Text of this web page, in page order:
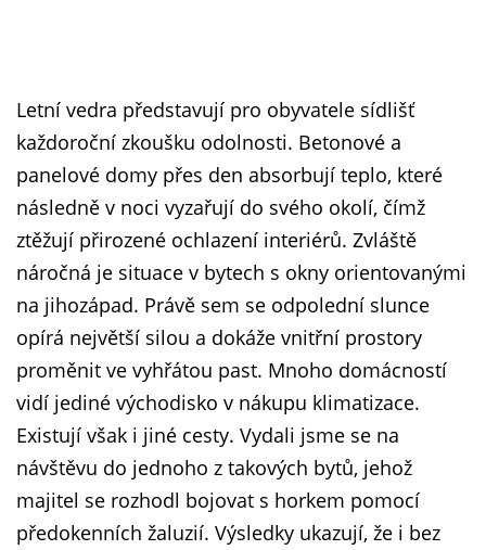
Letní vedra představují pro obyvatele sídlišť
každoroční zkoušku odolnosti. Betonové a
panelové domy přes den absorbují teplo, které
následně v noci vyzařují do svého okolí, čímž
ztěžují přirozené ochlazení interiérů. Zvláště
náročná je situace v bytech s okny orientovanými
na jihozápad. Právě sem se odpolední slunce
opírá největší silou a dokáže vnitřní prostory
proměnit ve vyhřátou past. Mnoho domácností
vidí jediné východisko v nákupu klimatizace.
Existují však i jiné cesty. Vydali jsme se na
návštěvu do jednoho z takových bytů, jehož
majitel se rozhodl bojovat s horkem pomocí
předokenních žaluzií. Výsledky ukazují, že i bez